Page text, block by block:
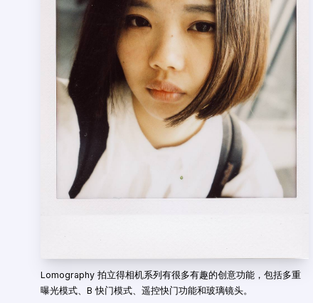
Lomography 拍立得相机系列有很多有趣的创意功能，包括多重
曝光模式、B 快门模式、遥控快门功能和玻璃镜头。